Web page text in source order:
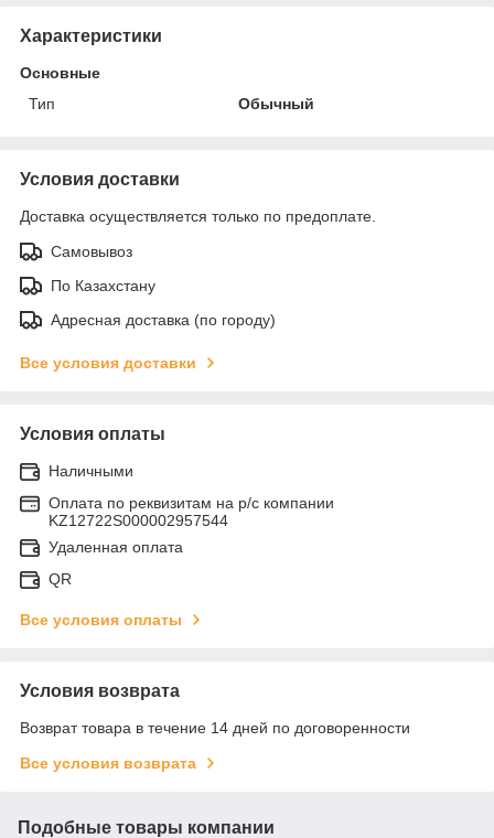
Характеристики
Основные
Тип
Обычный
Условия доставки
Доставка осуществляется только по предоплате.
Самовывоз
По Казахстану
Адресная доставка (по городу)
Все условия доставки
Условия оплаты
Наличными
Оплата по реквизитам на р/с компании
KZ12722S000002957544
Удаленная оплата
QR
Все условия оплаты
Условия возврата
Возврат товара в течение 14 дней по договоренности
Все условия возврата
Подобные товары компании